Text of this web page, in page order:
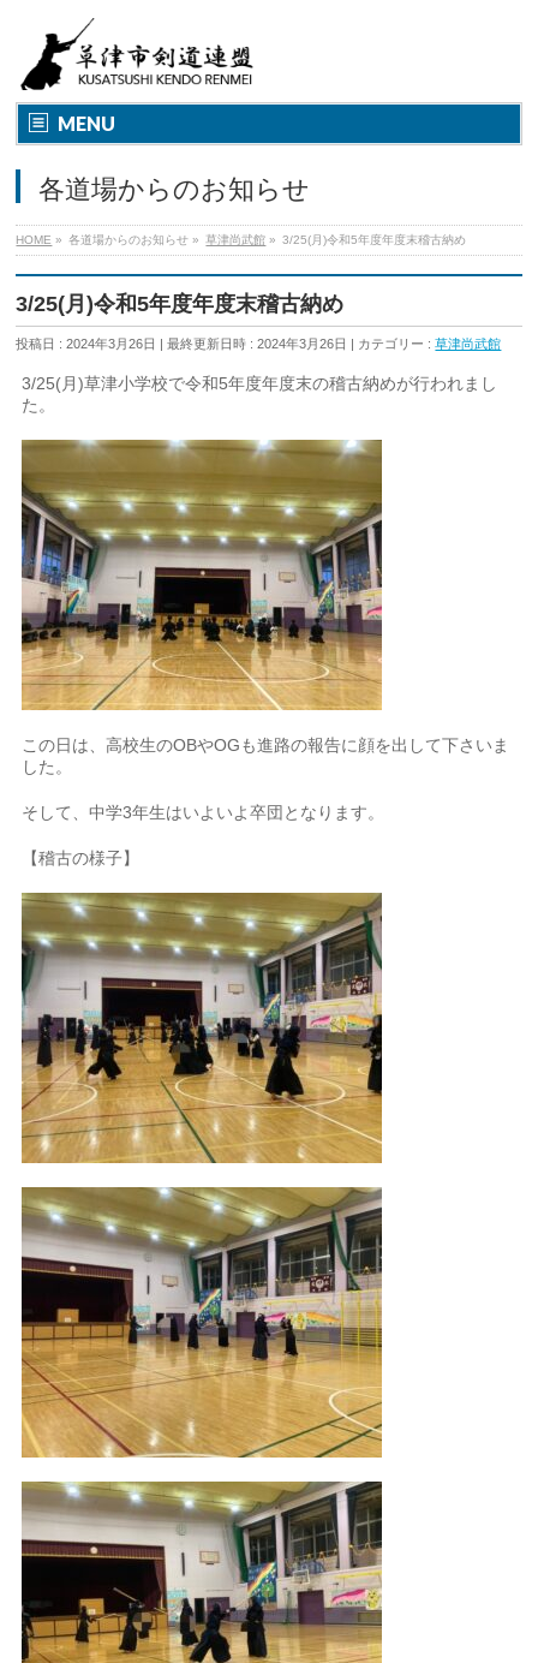
MENU
各道場からのお知らせ
HOME » 各道場からのお知らせ » 草津尚武館 » 3/25(月)令和5年度年度末稽古納め
3/25(月)令和5年度年度末稽古納め
投稿日 : 2024年3月26日 最終更新日時 : 2024年3月26日 カテゴリー :草津尚武館
3/25(月)草津小学校で令和5年度年度末の稽古納めが行われまし
た。
この日は、高校生のOBやOGも進路の報告に顔を出して下さいま
した。
そして、中学3年生はいよいよ卒団となります。
【稽古の様子】